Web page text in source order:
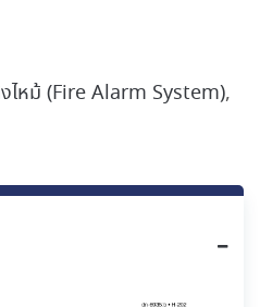
งไหม้ (Fire Alarm System),